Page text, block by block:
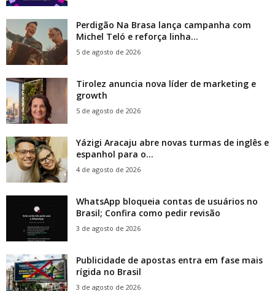
Perdigão Na Brasa lança campanha com
Michel Teló e reforça linha...
5 de agosto de 2026
Tirolez anuncia nova líder de marketing e
growth
5 de agosto de 2026
Yázigi Aracaju abre novas turmas de inglês e
espanhol para o...
4 de agosto de 2026
WhatsApp bloqueia contas de usuários no
Brasil; Confira como pedir revisão
3 de agosto de 2026
Publicidade de apostas entra em fase mais
rígida no Brasil
3 de agosto de 2026